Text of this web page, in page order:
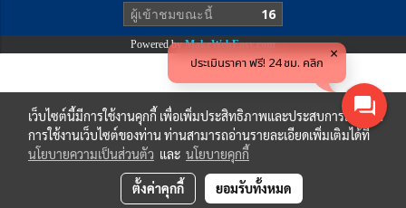
ผู้เข้าชมทั้งหมด 4,003,189
Powered byMakeWebEasy.com
เว็บไซต์นี้มีการใช้งานคุกกี้ เพื่อเพิ่มประสิทธิภาพและประสบการณ์ที่ดีใน
การใช้งานเว็บไซต์ของท่าน ท่านสามารถอ่านรายละเอียดเพิ่มเติมได้ที่
นโยบายความเป็นส่วนตัว และ นโยบายคุกกี้
ตั้งค่าคุกกี้ ยอมรับทั้งหมด
ประเมินราคา ฟรี! 24 ชม. คลิก